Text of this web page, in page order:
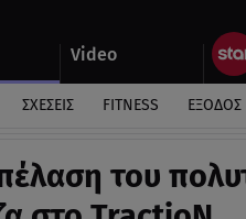
Video
ΣΧΕΣΕΙΣ FITNESS ΕΞΟΔΟΣ
του